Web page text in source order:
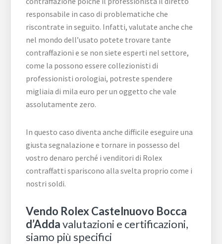
responsabile in caso di problematiche che
riscontrate in seguito. Infatti, valutate anche che
nel mondo dell’usato potete trovare tante
contraffazioni e se non siete esperti nel settore,
come la possono essere collezionisti di
professionisti orologiai, potreste spendere
migliaia di mila euro per un oggetto che vale
assolutamente zero.
In questo caso diventa anche difficile eseguire una
giusta segnalazione e tornare in possesso del
vostro denaro perché i venditori di Rolex
contraffatti spariscono alla svelta proprio come i
nostri soldi.
Vendo Rolex Castelnuovo Bocca
d’Addavalutazioni e certificazioni,
siamo più specifici